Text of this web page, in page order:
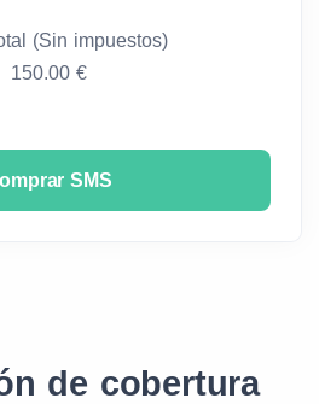
(Sin impuestos)
150.00 €
SMS
de cobertura